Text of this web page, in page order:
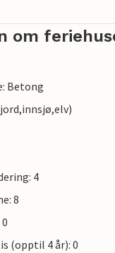
om
Betong
4
8
(opptil 4 år): 0